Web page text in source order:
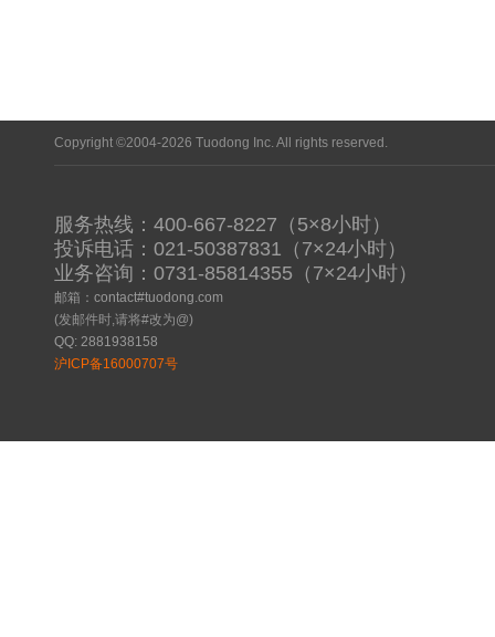
Copyright ©2004-2026 Tuodong Inc. All rights reserved.
服务热线：400-667-8227（5×8小时）
投诉电话：021-50387831（7×24小时）
业务咨询：0731-85814355（7×24小时）
邮箱：contact#tuodong.com
(发邮件时,请将#改为@)
QQ: 2881938158
沪ICP备16000707号